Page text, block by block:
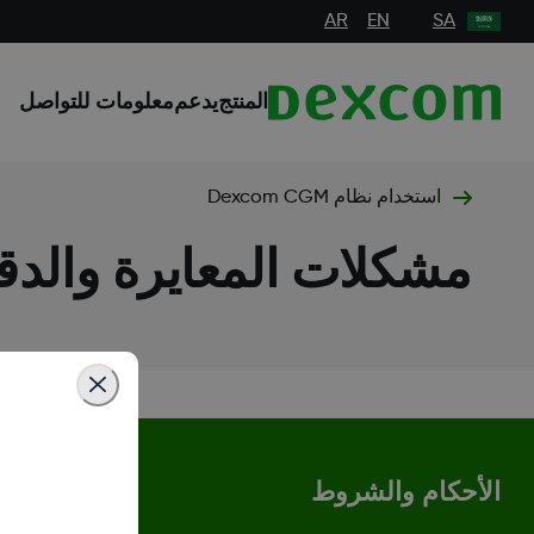
SA
EN
AR
المنتجيدعممعلومات للتواصل
استخدام نظام Dexcom CGM
مشكلات المعايرة
الأحكام والشروط